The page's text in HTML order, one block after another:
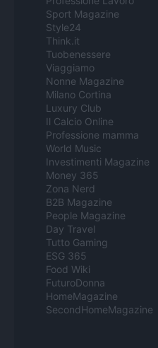
Sport Magazine
Style24
Think.it
Tuobenessere
Viaggiamo
Nonne Magazine
Milano Cortina
Luxury Club
Il Calcio Online
Professione mamma
World Music
Investimenti Magazine
Money 365
Zona Nerd
B2B Magazine
People Magazine
Day Travel
Tutto Gaming
ESG 365
Food Wiki
FuturoDonna
HomeMagazine
SecondHomeMagazine